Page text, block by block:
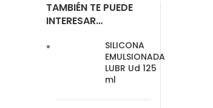
TAMBIÉN TE PUEDE
INTERESAR…
SILICONA
EMULSIONADA
LUBR Ud 125
ml